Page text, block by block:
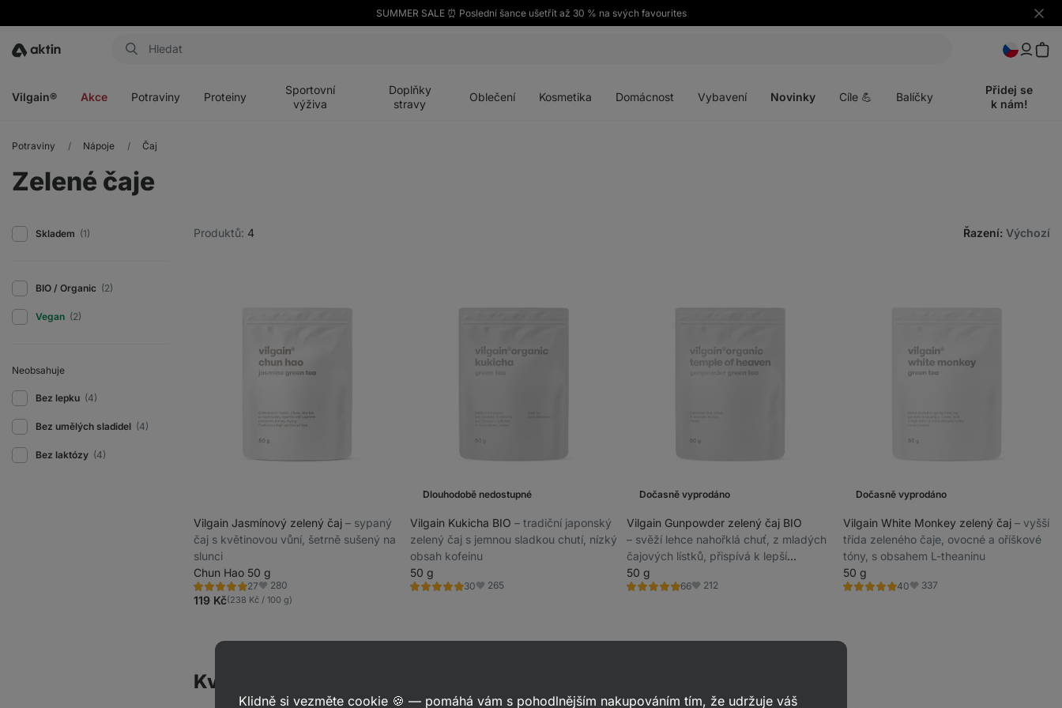
SUMMER SALE ⏰ Poslední šance ušetřit až 30 % na svých favourites
Skrýt
Aktin
Vilgain® Akce Potraviny Proteiny
Sportovní
výživa
Doplňky
stravy
Oblečení Kosmetika Domácnost Vybavení Novinky Cíle 💪 Balíčky
Přidej se
k nám!
Potraviny Nápoje Čaj
Zelené čaje
Produktů: 4 Řazení: Výchozí
Skladem (1)
BIO / Organic (2)
Vegan (2)
Neobsahuje
Bez lepku (4)
Bez umělých sladidel (4)
Bez laktózy (4)
Vilgain Jasmínový zelený čaj ⁠–⁠ sypaný
čaj s květinovou vůní, šetrně sušený na
slunci
Chun Hao 50 g
27
Hodnocení
5.0/5,
27
Oblíbené
280
119 Kč(238 Kč / 100 g)
Dlouhodobě nedostupné
Vilgain Kukicha BIO ⁠–⁠ tradiční japonský
zelený čaj s jemnou sladkou chutí, nízký
obsah kofeinu
50 g
30
Hodnocení
Oblíbené
265
Dočasně vyprodáno
Vilgain Gunpowder zelený čaj BIO
⁠–⁠ svěží lehce nahořklá chuť, z mladých
čajových lístků, přispívá k lepší
pozornosti a náladě
50 g
66
Hodnocení
Oblíbené
212
Dočasně vyprodáno
Vilgain White Monkey zelený čaj ⁠–⁠ vyšší
třída zeleného čaje, ovocné a oříškové
tóny, s obsahem L-theaninu
50 g
40
Hodnocení
Oblíbené
337
Kvalitní zelené čaje
Klidně si vezměte cookie 🍪 — pomáhá vám s pohodlnějším nakupováním tím, že udržuje váš